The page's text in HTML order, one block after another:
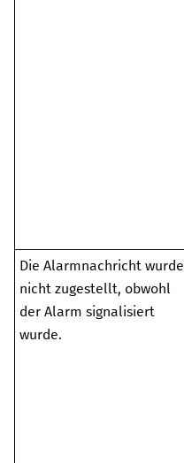
Die Alarmnachricht wurde
nicht zugestellt, obwohl
der Alarm signalisiert
wurde.